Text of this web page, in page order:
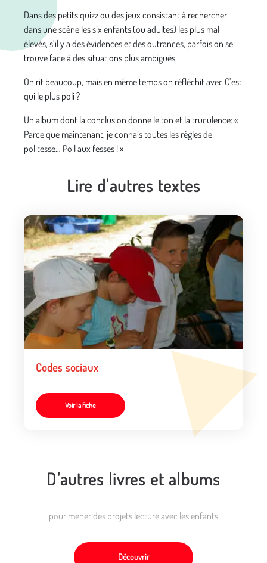
Dans des petits quizz ou des jeux consistant à rechercher
dans une scène les six enfants (ou adultes) les plus mal
élevés, s’il y a des évidences et des outrances, parfois on se
trouve face à des situations plus ambiguës.
On rit beaucoup, mais en même temps on réfléchit avec C’est
qui le plus poli ?
Un album dont la conclusion donne le ton et la truculence: «
Parce que maintenant, je connais toutes les règles de
politesse… Poil aux fesses ! »
Lire d'autres textes
Codes sociaux
Voir la fiche
D'autres livres et albums
pour mener des projets lecture avec les enfants
Découvrir